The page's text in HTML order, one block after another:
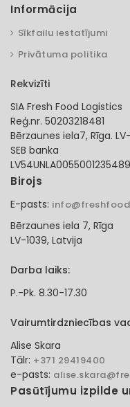
Informācija
Sīkfailu iestatījumi
Privātuma politika
Rekvizīti
SIA Fresh Food Logistics
Reģ.nr. 50203218481
Bērzaunes iela7, Rīga.
SEB banka
LV54UNLA0055001235489
Birojs
E-pasts:
Bērzaunes iela 7, Rīga
LV-1039, Latvija
Darba laiks:
P.-Pk. 8.30-17.30
Vairumtirdzniecības
Alise Skara
Tālr: +371 29419400
e-pasts:
Pasūtījumu izpilde